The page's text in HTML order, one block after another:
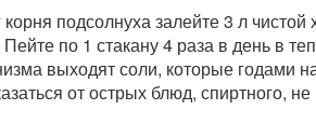
корня подсолнуха залейте 3 л
Пейте по 1 стакану 4 раза в день в
выходят соли, которые годами
от острых блюд, спиртного,